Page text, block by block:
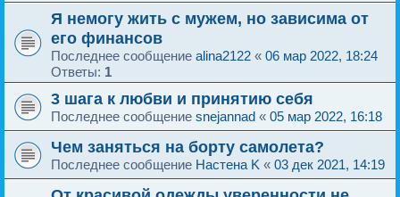
Я немогу жить с мужем, но зависима от
его финансов
Последнее сообщение alina2122 « 06 мар 2022, 18:24
Ответы: 1
3 шага к любви и принятию себя
Последнее сообщение snejannad « 05 мар 2022, 16:18
Чем заняться на борту самолета?
Последнее сообщение Настена K « 03 дек 2021, 14:19